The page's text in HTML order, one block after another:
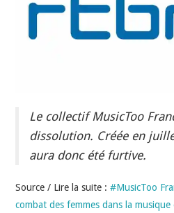
Le collectif MusicToo
dissolution. Créée en
aura donc été furtive.
Source / Lire la suite :#MusicToo
combat des femmes dans la